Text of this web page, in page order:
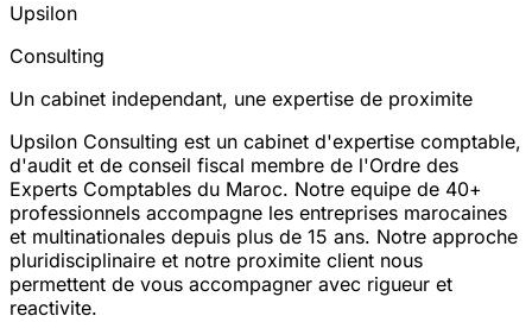
Upsilon
Consulting
Un cabinet independant, une expertise de proximite
Upsilon Consulting est un cabinet d'expertise comptable,
d'audit et de conseil fiscal membre de l'Ordre des
Experts Comptables du Maroc. Notre equipe de 40+
professionnels accompagne les entreprises marocaines
et multinationales depuis plus de 15 ans. Notre approche
pluridisciplinaire et notre proximite client nous
permettent de vous accompagner avec rigueur et
reactivite.